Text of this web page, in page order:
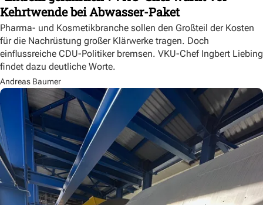
Kehrtwende bei Abwasser-Paket
Pharma- und Kosmetikbranche sollen den Großteil der Kosten
für die Nachrüstung großer Klärwerke tragen. Doch
einflussreiche CDU-Politiker bremsen. VKU-Chef Ingbert Liebing
findet dazu deutliche Worte.
Andreas Baumer